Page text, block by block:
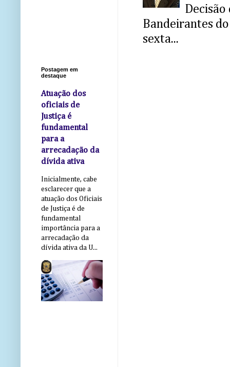
Decisão
Bandeirantes
sexta...
Postagem em
destaque
Atuação dos
oficiais de
Justiça é
fundamental
para a
arrecadação da
dívida ativa
Inicialmente, cabe
esclarecer que a
atuação dos Oficiais
de Justiça é de
fundamental
importância para a
arrecadação da
dívida ativa da U...